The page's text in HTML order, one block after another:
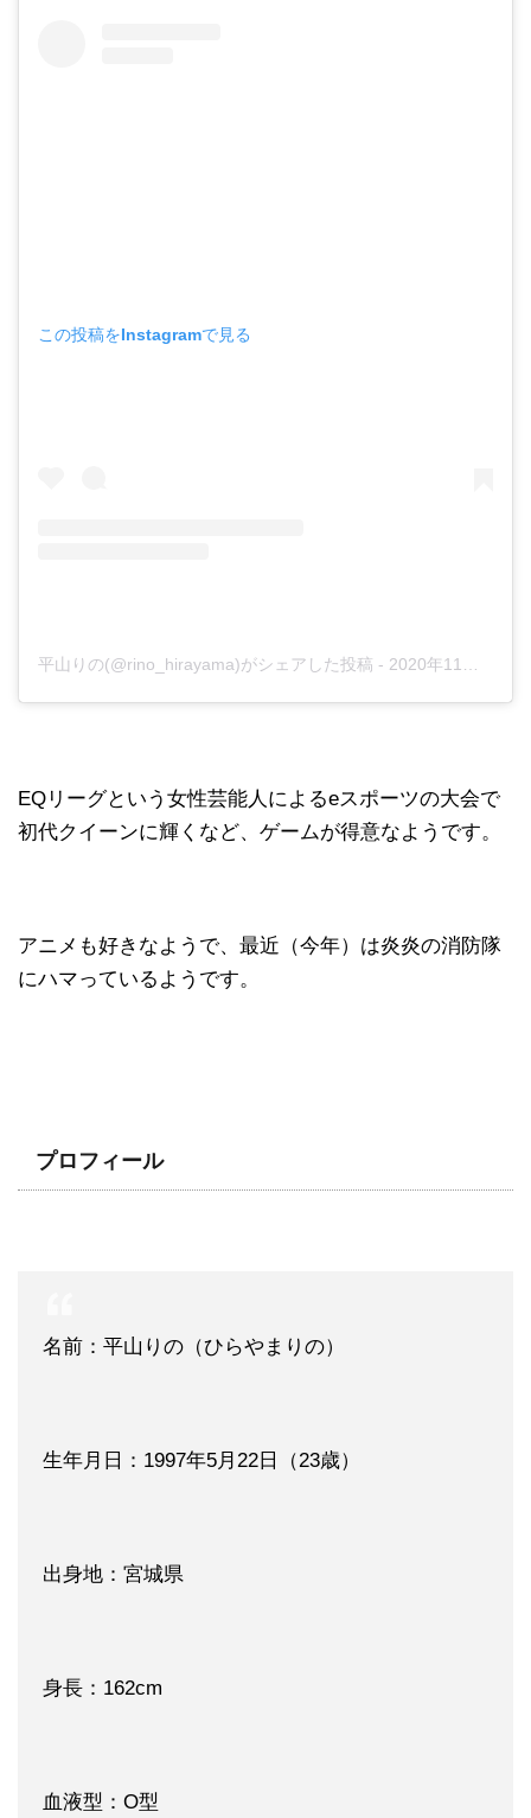
この投稿をInstagramで見る
平山りの(@rino_hirayama)がシェアした投稿 - 2020年11月月1日午前4時55分PST
EQリーグという女性芸能人によるeスポーツの大会で
初代クイーンに輝くなど、ゲームが得意なようです。
アニメも好きなようで、最近（今年）は炎炎の消防隊
にハマっているようです。
プロフィール
名前：平山りの（ひらやまりの）
生年月日：1997年5月22日（23歳）
出身地：宮城県
身長：162cm
血液型：O型